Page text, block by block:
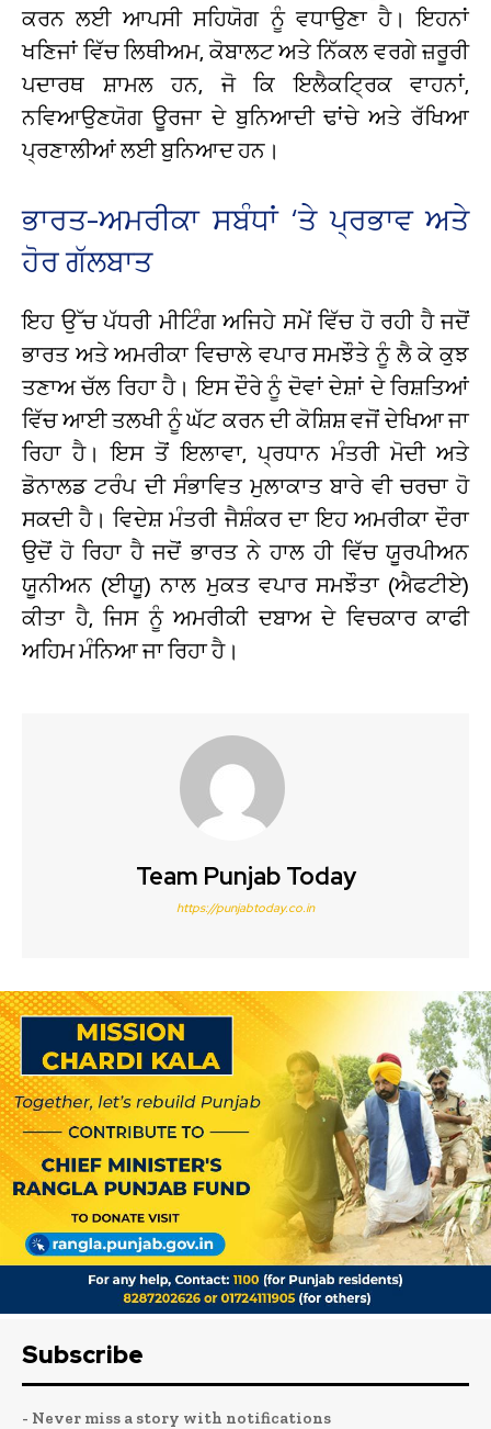
ਕਰਨ ਲਈ ਆਪਸੀ ਸਹਿਯੋਗ ਨੂੰ ਵਧਾਉਣਾ ਹੈ। ਇਹਨਾਂ
ਖਣਿਜਾਂ ਵਿੱਚ ਲਿਥੀਅਮ, ਕੋਬਾਲਟ ਅਤੇ ਨਿੱਕਲ ਵਰਗੇ ਜ਼ਰੂਰੀ
ਪਦਾਰਥ ਸ਼ਾਮਲ ਹਨ, ਜੋ ਕਿ ਇਲੈਕਟ੍ਰਿਕ ਵਾਹਨਾਂ,
ਨਵਿਆਉਣਯੋਗ ਊਰਜਾ ਦੇ ਬੁਨਿਆਦੀ ਢਾਂਚੇ ਅਤੇ ਰੱਖਿਆ
ਪ੍ਰਣਾਲੀਆਂ ਲਈ ਬੁਨਿਆਦ ਹਨ।
ਭਾਰਤ-ਅਮਰੀਕਾ ਸਬੰਧਾਂ ‘ਤੇ ਪ੍ਰਭਾਵ ਅਤੇ
ਹੋਰ ਗੱਲਬਾਤ
ਇਹ ਉੱਚ ਪੱਧਰੀ ਮੀਟਿੰਗ ਅਜਿਹੇ ਸਮੇਂ ਵਿੱਚ ਹੋ ਰਹੀ ਹੈ ਜਦੋਂ
ਭਾਰਤ ਅਤੇ ਅਮਰੀਕਾ ਵਿਚਾਲੇ ਵਪਾਰ ਸਮਝੌਤੇ ਨੂੰ ਲੈ ਕੇ ਕੁਝ
ਤਣਾਅ ਚੱਲ ਰਿਹਾ ਹੈ। ਇਸ ਦੌਰੇ ਨੂੰ ਦੋਵਾਂ ਦੇਸ਼ਾਂ ਦੇ ਰਿਸ਼ਤਿਆਂ
ਵਿੱਚ ਆਈ ਤਲਖੀ ਨੂੰ ਘੱਟ ਕਰਨ ਦੀ ਕੋਸ਼ਿਸ਼ ਵਜੋਂ ਦੇਖਿਆ ਜਾ
ਰਿਹਾ ਹੈ। ਇਸ ਤੋਂ ਇਲਾਵਾ, ਪ੍ਰਧਾਨ ਮੰਤਰੀ ਮੋਦੀ ਅਤੇ
ਡੋਨਾਲਡ ਟਰੰਪ ਦੀ ਸੰਭਾਵਿਤ ਮੁਲਾਕਾਤ ਬਾਰੇ ਵੀ ਚਰਚਾ ਹੋ
ਸਕਦੀ ਹੈ। ਵਿਦੇਸ਼ ਮੰਤਰੀ ਜੈਸ਼ੰਕਰ ਦਾ ਇਹ ਅਮਰੀਕਾ ਦੌਰਾ
ਉਦੋਂ ਹੋ ਰਿਹਾ ਹੈ ਜਦੋਂ ਭਾਰਤ ਨੇ ਹਾਲ ਹੀ ਵਿੱਚ ਯੂਰਪੀਅਨ
ਯੂਨੀਅਨ (ਈਯੂ) ਨਾਲ ਮੁਕਤ ਵਪਾਰ ਸਮਝੌਤਾ (ਐਫਟੀਏ)
ਕੀਤਾ ਹੈ, ਜਿਸ ਨੂੰ ਅਮਰੀਕੀ ਦਬਾਅ ਦੇ ਵਿਚਕਾਰ ਕਾਫੀ
ਅਹਿਮ ਮੰਨਿਆ ਜਾ ਰਿਹਾ ਹੈ।
Team Punjab Today
https://punjabtoday.co.in
Subscribe
- Never miss a story with notifications